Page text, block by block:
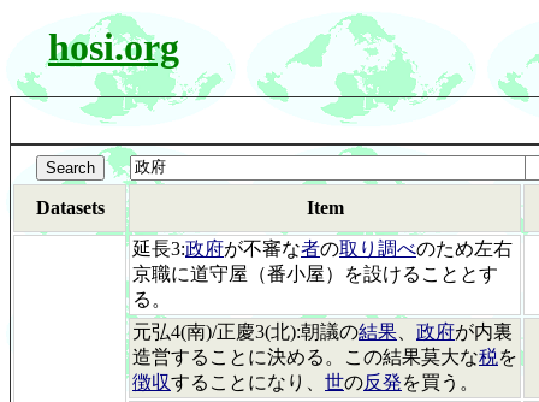
hosi.org
Datasets Item
延長3:政府が不審な者の取り調べのため左右
京職に道守屋（番小屋）を設けることとす
る。
元弘4(南)/正慶3(北):朝議の結果 政府が内裏
造営することに決める。この結果莫大な税を
徴収することになり、 世の反発を買う。